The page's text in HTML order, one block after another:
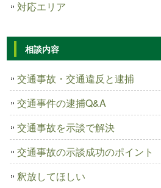
対応エリア
相談内容
交通事故・交通違反と逮捕
交通事件の逮捕Q&A
交通事故を示談で解決
交通事故の示談成功のポイント
釈放してほしい